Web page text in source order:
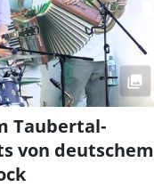
Taubertal-
von deutschem